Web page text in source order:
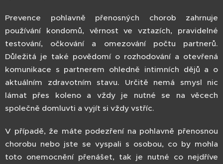
Prevence pohlavně přenosných chorob zahrnuje
používání kondomů, věrnost ve vztazích, pravidelné
testování, očkování a omezování počtu partnerů.
Důležitá je také povědomí o rozhodování a otevřená
komunikace s partnerem ohledně intimních dějů a o
aktuálním zdravotním stavu. Určitě nemá smysl nic
lámat přes koleno a vždy je nutné se na věcech
společně domluvti a vyjít si vždy vstříc.
V případě, že máte podezření na pohlavně přenosnou
chorobu nebo jste se vyspali s osobou, co by mohla
toto onemocnění přenášet, tak je nutné co nejdříve